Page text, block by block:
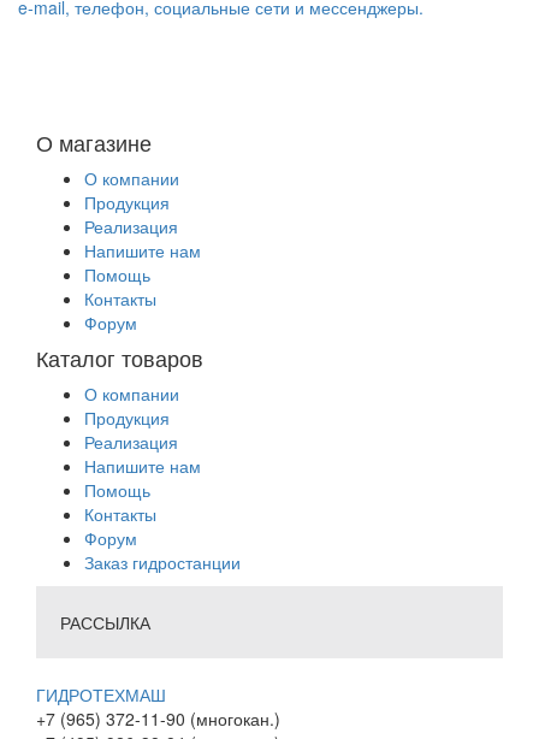
e-mail, телефон, социальные сети и мессенджеры.
О магазине
О компании
Продукция
Реализация
Напишите нам
Помощь
Контакты
Форум
Каталог товаров
О компании
Продукция
Реализация
Напишите нам
Помощь
Контакты
Форум
Заказ гидростанции
РАССЫЛКА
ГИДРОТЕХМАШ
+7 (965) 372-11-90 (многокан.)